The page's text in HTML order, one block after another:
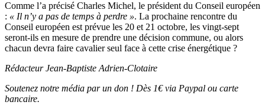
Comme l’a précisé Charles Michel, le président du Conseil européen
: « Il n’y a pas de temps à perdre ». La prochaine rencontre du
Conseil européen est prévue les 20 et 21 octobre, les vingt-sept
seront-ils en mesure de prendre une décision commune, ou alors
chacun devra faire cavalier seul face à cette crise énergétique ?
Rédacteur Jean-Baptiste Adrien-Clotaire
Soutenez notre média par un don ! Dès 1€ via Paypal ou carte
bancaire.